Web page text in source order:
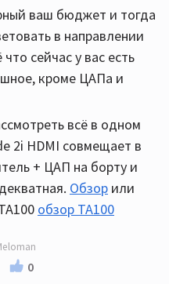
ваш бюджет и тогда
в направлении
сейчас у вас есть
кроме ЦАПа и
всё в одном
2i HDMI совмещает в
+ ЦАП на борту и
Обзор или
обзор ТА100
0